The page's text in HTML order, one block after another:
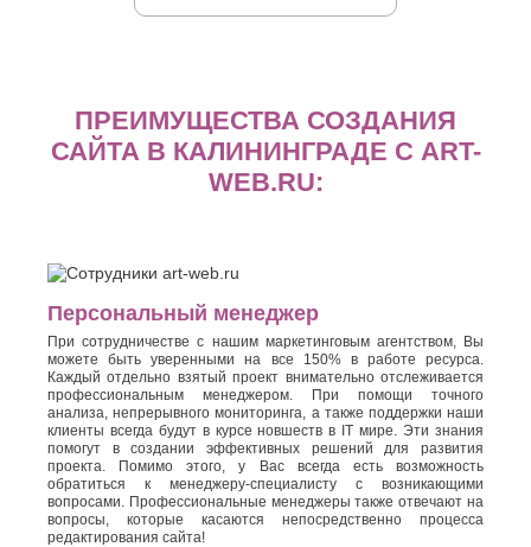
ПРЕИМУЩЕСТВА СОЗДАНИЯ
САЙТА В КАЛИНИНГРАДЕ С ART-
WEB.RU:
Персональный менеджер
При сотрудничестве с нашим маркетинговым агентством, Вы
можете быть уверенными на все 150% в работе ресурса.
Каждый отдельно взятый проект внимательно отслеживается
профессиональным менеджером. При помощи точного
анализа, непрерывного мониторинга, а также поддержки наши
клиенты всегда будут в курсе новшеств в IT мире. Эти знания
помогут в создании эффективных решений для развития
проекта. Помимо этого, у Вас всегда есть возможность
обратиться к менеджеру-специалисту с возникающими
вопросами. Профессиональные менеджеры также отвечают на
вопросы, которые касаются непосредственно процесса
редактирования сайта!